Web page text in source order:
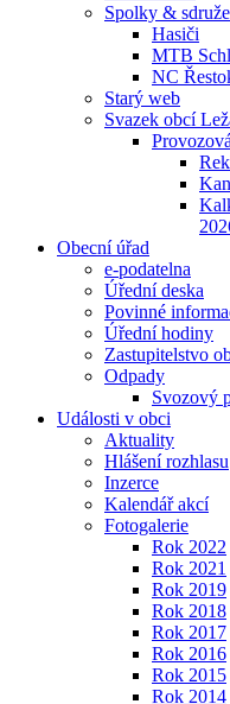
Spolky &
Hasiči
MTB
NC
Starý web
Svazek obcí
Obecní úřad
e-podatelna
Úřední deska
Povinné
Úřední hodiny
Zastupitelstvo
Odpady
Svozový
Události v obci
Aktuality
Hlášení rozhlasu
Inzerce
Kalendář akcí
Fotogalerie
Rok 2022
Rok 2021
Rok 2019
Rok 2018
Rok 2017
Rok 2016
Rok 2015
Rok 2014